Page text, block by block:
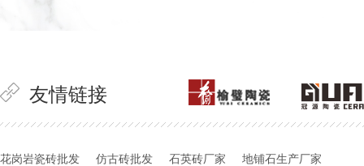
友情链接
花岗岩瓷砖批发 仿古砖批发 石英砖厂家 地铺石生产厂家